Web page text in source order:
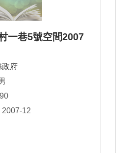
一巷5號空間2007
政府
12